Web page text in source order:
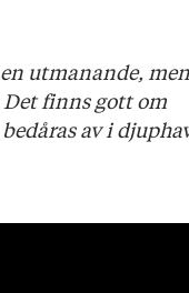
utmanande,
finns gott om
av i